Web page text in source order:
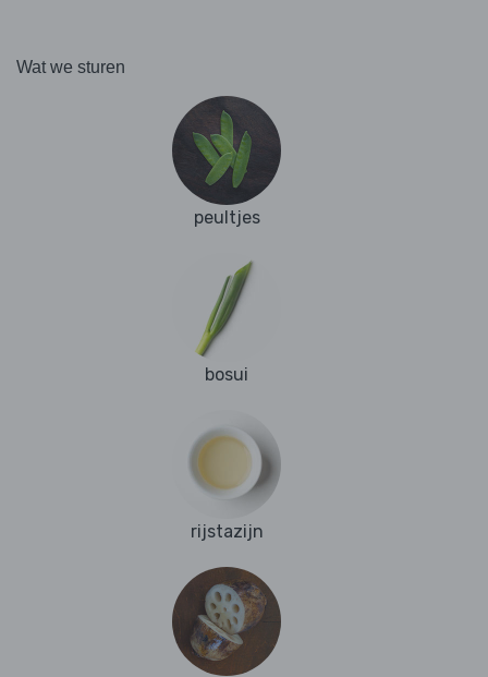
Wat we sturen
peultjes
bosui
rijstazijn